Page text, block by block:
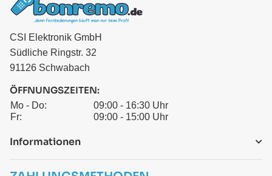
CSI Elektronik GmbH
Südliche Ringstr. 32
91126 Schwabach
ÖFFNUNGSZEITEN:
Mo - Do:
09:00 - 16:30 Uhr
Fr:
09:00 - 15:00 Uhr
Informationen